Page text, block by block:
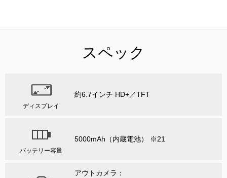
スペック
ディスプレイ
約6.7インチ HD+／TFT
バッテリー容量
5000mAh（内蔵電池） ※21
アウトカメラ：